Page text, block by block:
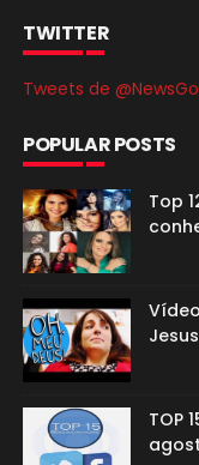
TWITTER
Tweets de
POPULAR POSTS
Top
TOP